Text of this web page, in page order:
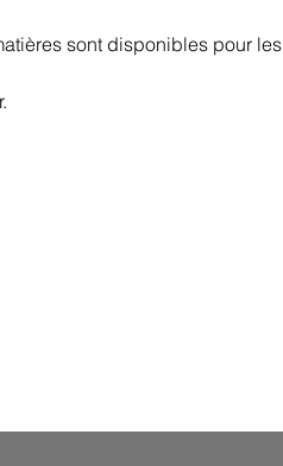
sont disponibles pour les